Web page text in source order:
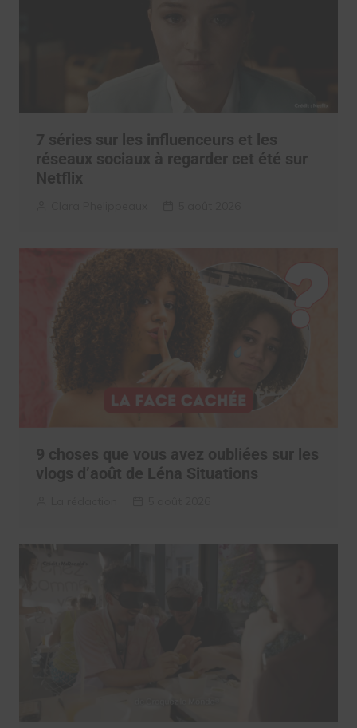
7 séries sur les influenceurs et les
réseaux sociaux à regarder cet été sur
Netflix
9 choses que vous avez oubliées sur les
vlogs d’août de Léna Situations